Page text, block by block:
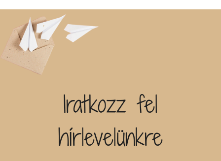
Iratkozz fel
hírlevelünkre